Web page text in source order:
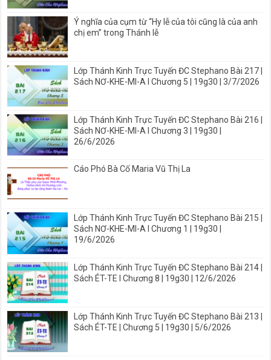
Ý nghĩa của cụm từ “Hy lễ của tôi cũng là của anh
chị em” trong Thánh lễ
Lớp Thánh Kinh Trực Tuyến ĐC Stephano Bài 217 |
Sách NƠ-KHE-MI-A I Chương 5 | 19g30 | 3/7/2026
Lớp Thánh Kinh Trực Tuyến ĐC Stephano Bài 216 |
Sách NƠ-KHE-MI-A I Chương 3 | 19g30 |
26/6/2026
Cáo Phó Bà Cố Maria Vũ Thị La
Lớp Thánh Kinh Trực Tuyến ĐC Stephano Bài 215 |
Sách NƠ-KHE-MI-A I Chương 1 | 19g30 |
19/6/2026
Lớp Thánh Kinh Trực Tuyến ĐC Stephano Bài 214 |
Sách ÉT-TE I Chương 8 | 19g30 | 12/6/2026
Lớp Thánh Kinh Trực Tuyến ĐC Stephano Bài 213 |
Sách ÉT-TE | Chương 5 | 19g30 | 5/6/2026